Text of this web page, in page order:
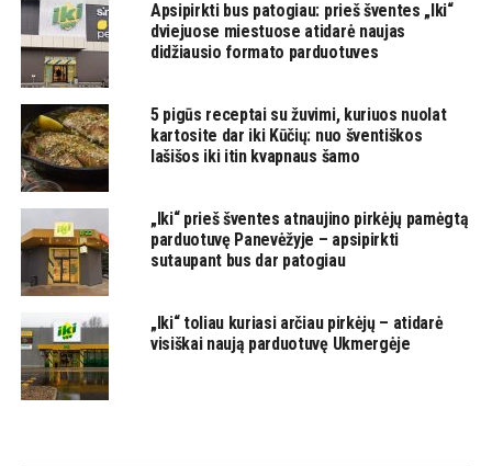
Apsipirkti bus patogiau: prieš šventes „Iki“
dviejuose miestuose atidarė naujas
didžiausio formato parduotuves
5 pigūs receptai su žuvimi, kuriuos nuolat
kartosite dar iki Kūčių: nuo šventiškos
lašišos iki itin kvapnaus šamo
„Iki“ prieš šventes atnaujino pirkėjų pamėgtą
parduotuvę Panevėžyje – apsipirkti
sutaupant bus dar patogiau
„Iki“ toliau kuriasi arčiau pirkėjų – atidarė
visiškai naują parduotuvę Ukmergėje